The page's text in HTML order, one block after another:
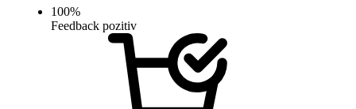
100%
Feedback pozitiv